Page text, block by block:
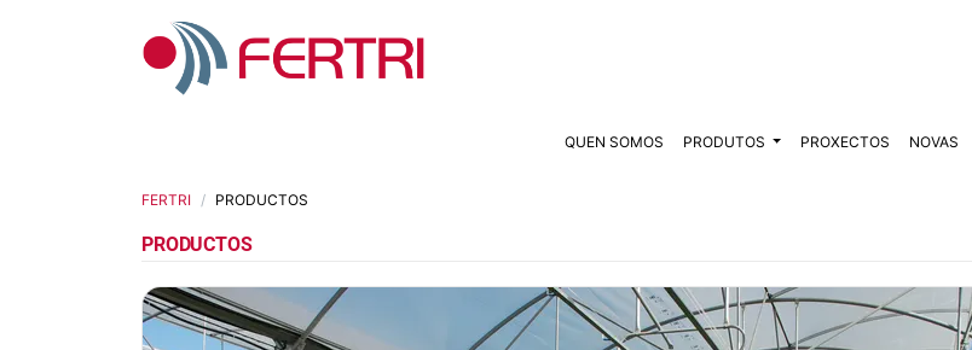
QUEN SOMOS PRODUTOS PROXECTOS NOVAS
FERTRI PRODUCTOS
PRODUCTOS